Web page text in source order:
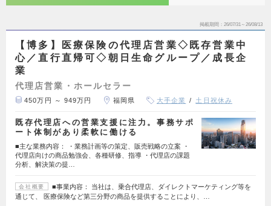
掲載期間 26/07/31～26/08/13
【博多】医療保険の代理店営業◇既存営業中
心／直行直帰可◇朝日生命グループ／成長企
業
代理店営業・ホールセラー
450万円 ～ 949万円 福岡県 大手企業 土日祝休み
既存代理店への営業支援に注力。事務サポ
ート体制があり柔軟に働ける
■主な業務内容： ・業務計画等の策定、販売戦略の立案 ・
代理店向けの商品勉強会、各種研修、指導 ・代理店の課題
分析、解決策の提…
会社概要
■事業内容： 当社は、乗合代理店、ダイレクトマーケティング等を
通じて、 医療保険など第三分野の商品を提供することにより、…